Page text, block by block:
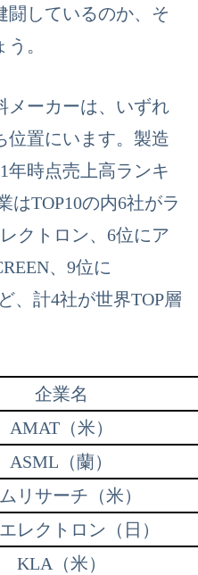
闘しているのか、そ
。
メーカーは、いずれ
置にいます。 製造
年時点売上高ランキ
はTOP10の内6社がラ
クトロン、6位にア
、9位に
、計4社が世界TOP層
企業名
AMAT（米）
ASML（蘭）
リサーチ（米）
レクトロン（日）
KLA（米）